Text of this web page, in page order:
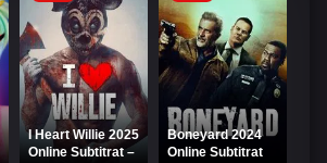
I Heart Willie 2025
Online Subtitrat –
Boneyard 2024
Online Subtitrat